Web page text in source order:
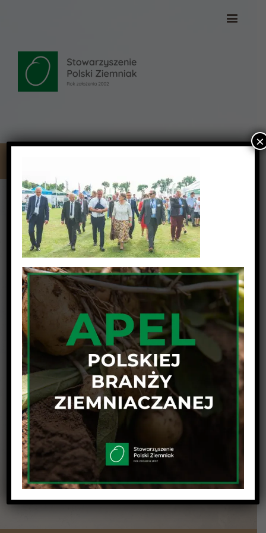
_DSC3834 (Copy)
Udostępnij wpis na swojej platformie !
Facebook
TwitterLinkedinReddit Google+Pinterest
Vk
×